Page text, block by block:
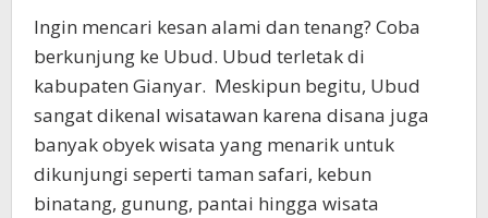
Ingin mencari kesan alami dan tenang? Coba
berkunjung ke Ubud. Ubud terletak di
kabupaten Gianyar. Meskipun begitu, Ubud
sangat dikenal wisatawan karena disana juga
banyak obyek wisata yang menarik untuk
dikunjungi seperti taman safari, kebun
binatang, gunung, pantai hingga wisata